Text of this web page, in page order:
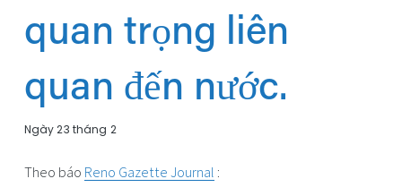
quan trọng liên
quan đến nước.
Ngày 23 tháng 2
Theo báo Reno Gazette Journal :